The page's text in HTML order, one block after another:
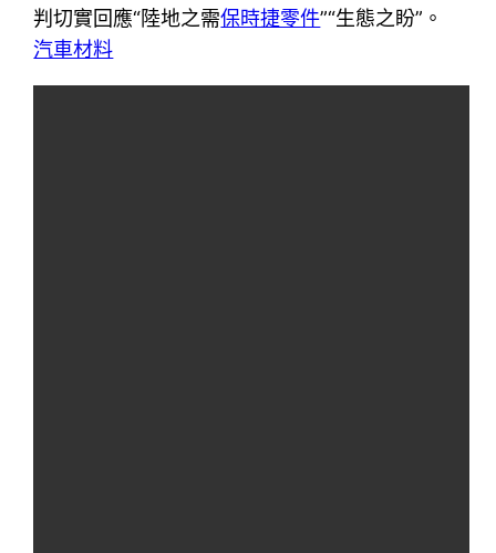
判切實回應“陸地之需保時捷零件”“生態之盼”。
汽車材料